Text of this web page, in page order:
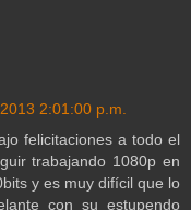
2:01:00 p.m.
felicitaciones a todo el
trabajando 1080p en
y es muy difícil que lo
con su estupendo